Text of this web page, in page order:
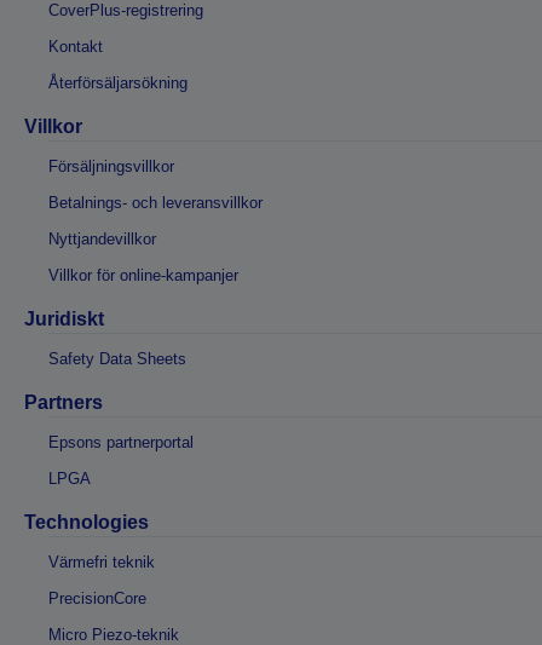
CoverPlus-registrering
Kontakt
Återförsäljarsökning
Villkor
Försäljningsvillkor
Betalnings- och leveransvillkor
Nyttjandevillkor
Villkor för online-kampanjer
Juridiskt
Safety Data Sheets
Partners
Epsons partnerportal
LPGA
Technologies
Värmefri teknik
PrecisionCore
Micro Piezo-teknik